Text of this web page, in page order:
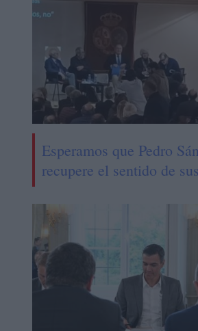
Esperamos que Pedro
recupere el sentido de